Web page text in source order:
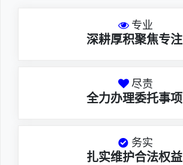
专业
深耕厚积聚焦专注
尽责
全力办理委托事项
务实
扎实维护合法权益